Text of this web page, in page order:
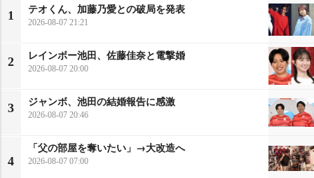
1
テオくん、加藤乃愛との破局を発表
2026-08-07 21:21
2
レインボー池田、佐藤佳奈と電撃婚
2026-08-07 20:00
3
ジャンボ、池田の結婚報告に感激
2026-08-07 20:46
4
「父の部屋を奪いたい」→大改造へ
2026-08-07 07:00